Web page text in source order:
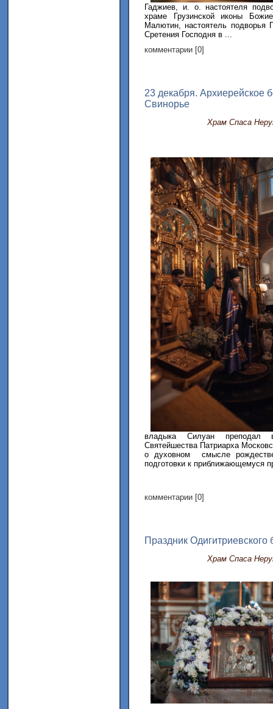
Гаджиев, и. о. настоятеля
храме Грузинской иконы
Малютин, настоятель подворья
Сретения Господня в ...
комментарии [0]
23 декабря. Архиерейское
Свинорье
Храм Спаса
владыка Силуан преподал
Святейшества Патриарха
о духовном смысле
подготовки к приближающемуся
комментарии [0]
Праздник Одигитриевского
Храм Спаса